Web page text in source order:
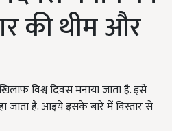
की थीम और
विश्व दिवस मनाया जाता है. इसे
जाता है. आइये इसके बारे में विस्तार से